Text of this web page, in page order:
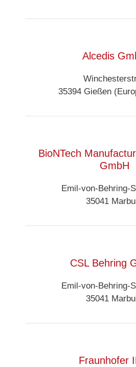
Alcedis
35394 Gießen
BioNTech
GmbH
Emil-von-Behring-
35041
CSL Behring
Emil-von-Behring-
35041
Fraunhofer